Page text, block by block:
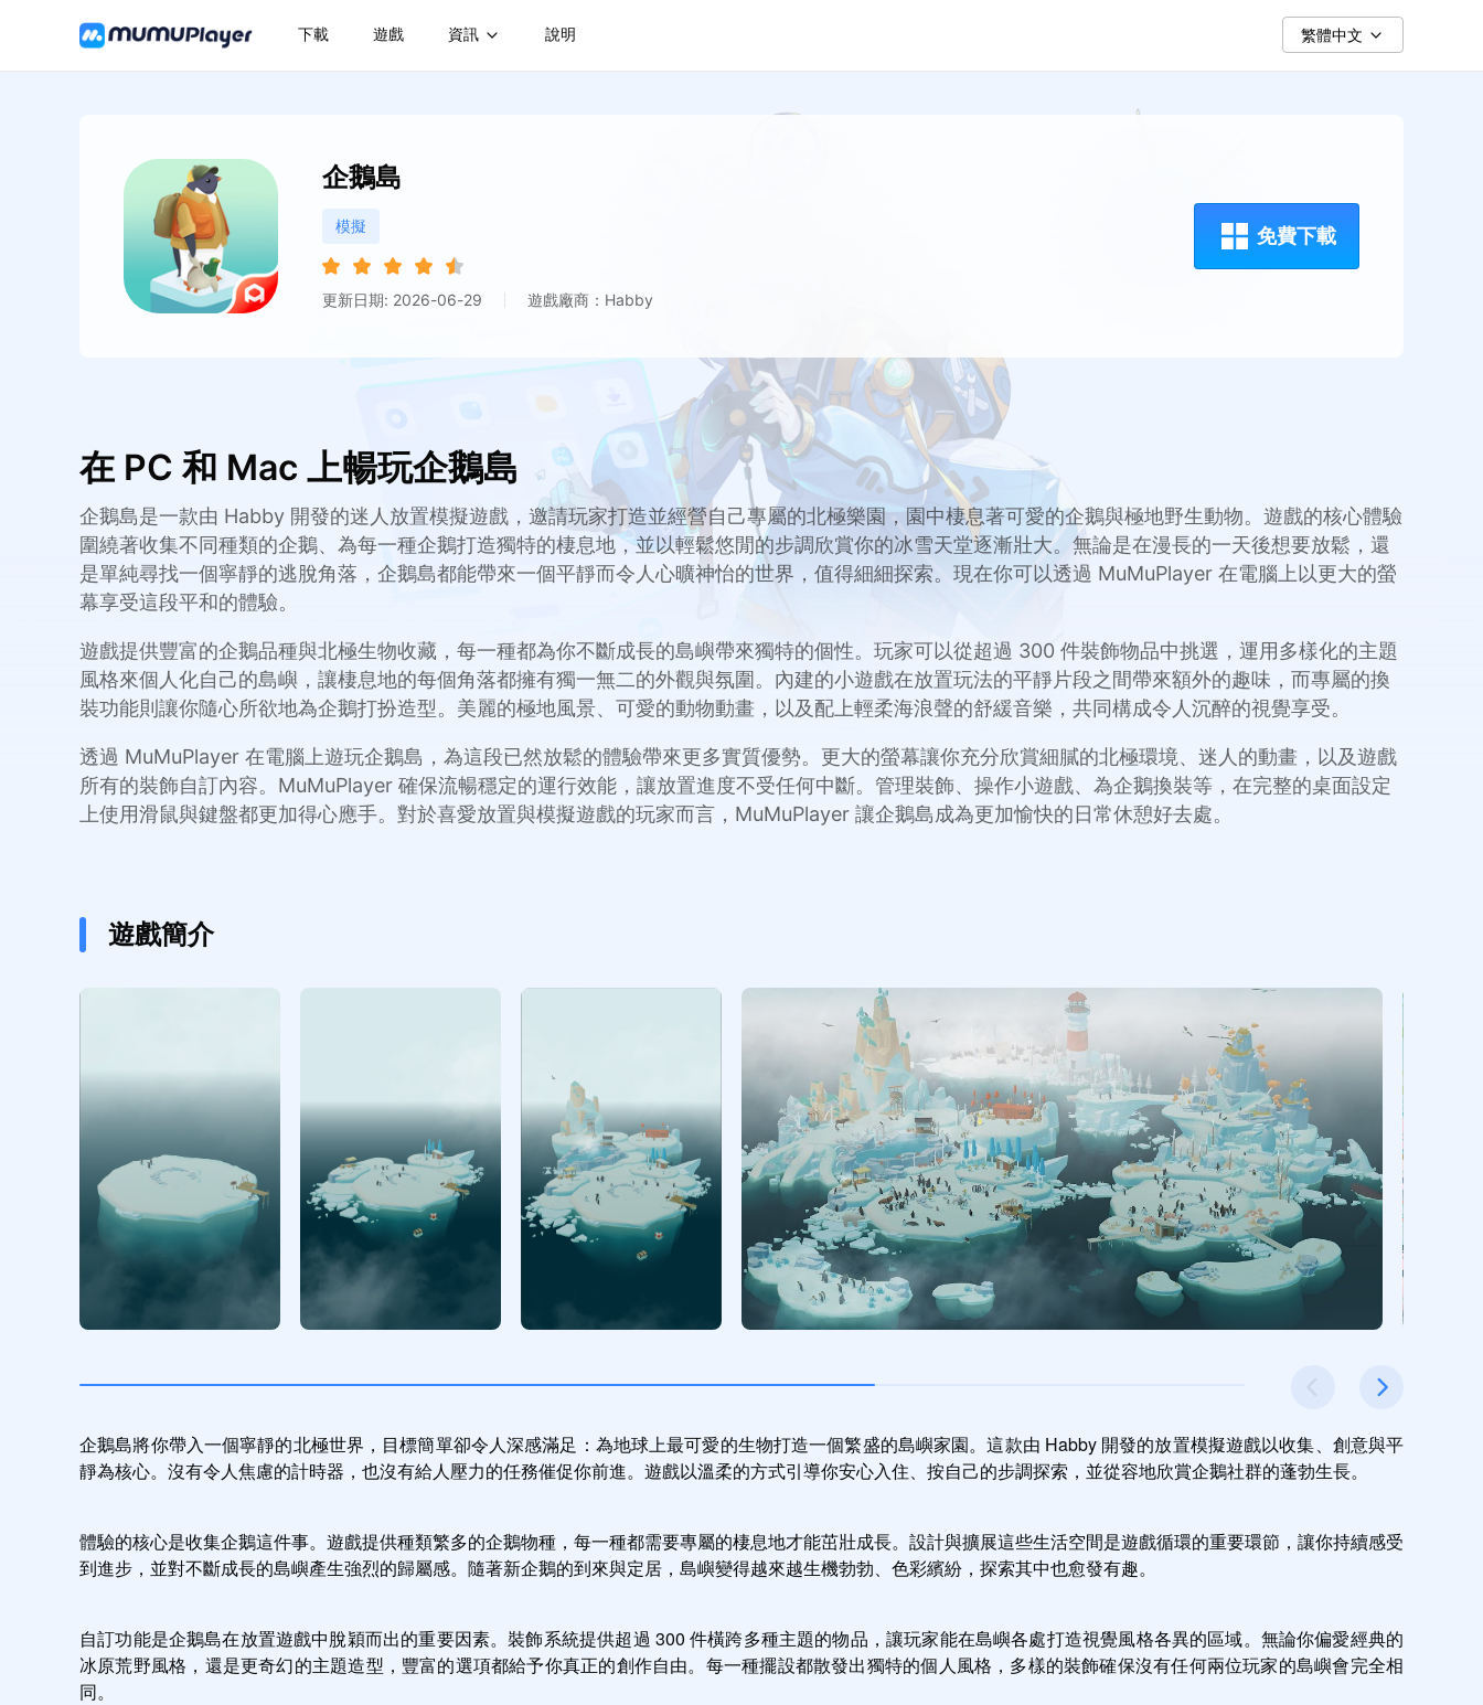
下載 遊戲 資訊 說明 繁體中文
企鵝島
模擬
更新日期: 2026-06-29 遊戲廠商：Habby
免費下載
在 PC 和 Mac 上暢玩企鵝島
企鵝島是一款由 Habby 開發的迷人放置模擬遊戲，邀請玩家打造並經營自己專屬的北極樂園，園中棲息著可愛的企鵝與極地野生動物。遊戲的核心體驗
圍繞著收集不同種類的企鵝、為每一種企鵝打造獨特的棲息地，並以輕鬆悠閒的步調欣賞你的冰雪天堂逐漸壯大。無論是在漫長的一天後想要放鬆，還
是單純尋找一個寧靜的逃脫角落，企鵝島都能帶來一個平靜而令人心曠神怡的世界，值得細細探索。現在你可以透過 MuMuPlayer 在電腦上以更大的螢
幕享受這段平和的體驗。
遊戲提供豐富的企鵝品種與北極生物收藏，每一種都為你不斷成長的島嶼帶來獨特的個性。玩家可以從超過 300 件裝飾物品中挑選，運用多樣化的主題
風格來個人化自己的島嶼，讓棲息地的每個角落都擁有獨一無二的外觀與氛圍。內建的小遊戲在放置玩法的平靜片段之間帶來額外的趣味，而專屬的換
裝功能則讓你隨心所欲地為企鵝打扮造型。美麗的極地風景、可愛的動物動畫，以及配上輕柔海浪聲的舒緩音樂，共同構成令人沉醉的視覺享受。
透過 MuMuPlayer 在電腦上遊玩企鵝島，為這段已然放鬆的體驗帶來更多實質優勢。更大的螢幕讓你充分欣賞細膩的北極環境、迷人的動畫，以及遊戲
所有的裝飾自訂內容。MuMuPlayer 確保流暢穩定的運行效能，讓放置進度不受任何中斷。管理裝飾、操作小遊戲、為企鵝換裝等，在完整的桌面設定
上使用滑鼠與鍵盤都更加得心應手。對於喜愛放置與模擬遊戲的玩家而言，MuMuPlayer 讓企鵝島成為更加愉快的日常休憩好去處。
遊戲簡介
企鵝島將你帶入一個寧靜的北極世界，目標簡單卻令人深感滿足：為地球上最可愛的生物打造一個繁盛的島嶼家園。這款由 Habby 開發的放置模擬遊戲以收集、創意與平
靜為核心。沒有令人焦慮的計時器，也沒有給人壓力的任務催促你前進。遊戲以溫柔的方式引導你安心入住、按自己的步調探索，並從容地欣賞企鵝社群的蓬勃生長。
體驗的核心是收集企鵝這件事。遊戲提供種類繁多的企鵝物種，每一種都需要專屬的棲息地才能茁壯成長。設計與擴展這些生活空間是遊戲循環的重要環節，讓你持續感受
到進步，並對不斷成長的島嶼產生強烈的歸屬感。隨著新企鵝的到來與定居，島嶼變得越來越生機勃勃、色彩繽紛，探索其中也愈發有趣。
自訂功能是企鵝島在放置遊戲中脫穎而出的重要因素。裝飾系統提供超過 300 件橫跨多種主題的物品，讓玩家能在島嶼各處打造視覺風格各異的區域。無論你偏愛經典的
冰原荒野風格，還是更奇幻的主題造型，豐富的選項都給予你真正的創作自由。每一種擺設都散發出獨特的個人風格，多樣的裝飾確保沒有任何兩位玩家的島嶼會完全相
同。